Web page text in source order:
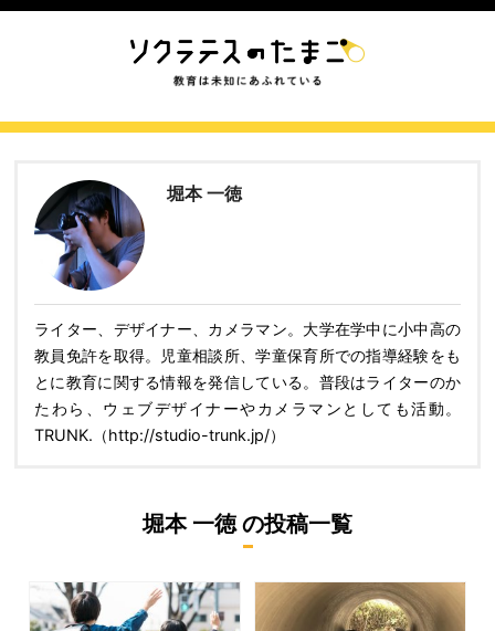
堀本 一徳
ライター、デザイナー、カメラマン。大学在学中に小中高の
教員免許を取得。児童相談所、学童保育所での指導経験をも
とに教育に関する情報を発信している。普段はライターのか
たわら、ウェブデザイナーやカメラマンとしても活動。
TRUNK.（http://studio-trunk.jp/）
堀本 一徳の投稿一覧